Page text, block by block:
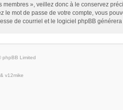
membres », veillez donc à le conservez
le mot de passe de votre compte, vous
de courriel et le logiciel phpBB
phpBB Limited
v12mike